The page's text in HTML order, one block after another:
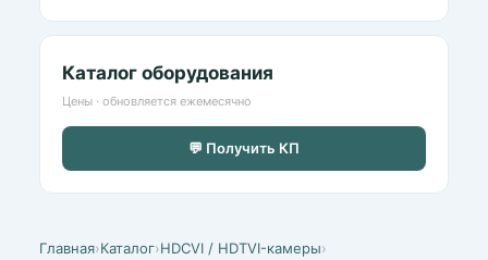
Каталог оборудования
Цены · обновляется ежемесячно
💬 Получить КП
Главная›Каталог›HDCVI / HDTVI-камеры›